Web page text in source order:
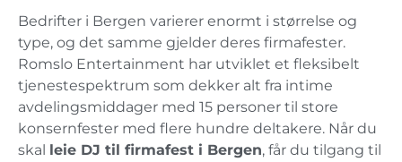
Bedrifter i Bergen varierer enormt i størrelse og
type, og det samme gjelder deres firmafester.
Romslo Entertainment har utviklet et fleksibelt
tjenestespektrum som dekker alt fra intime
avdelingsmiddager med 15 personer til store
konsernfester med flere hundre deltakere. Når du
skal
leie DJ til firmafest i Bergen, får du tilgang til